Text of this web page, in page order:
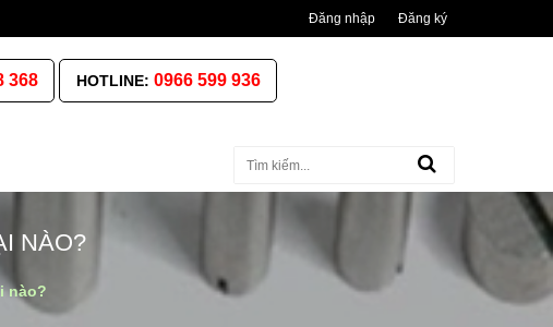
Đăng nhập Đăng ký
368 HOTLINE: 0966 599 936
NÀO?
nào?